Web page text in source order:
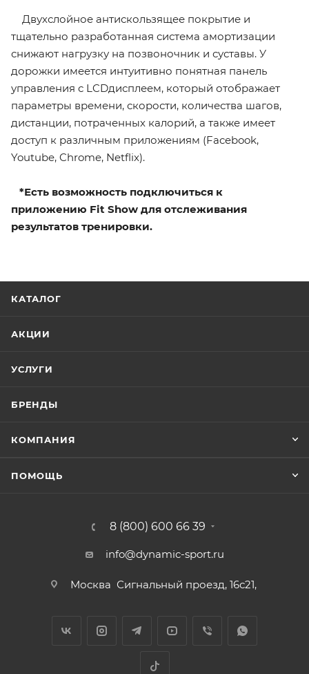
Двухслойное антискользящее покрытие и
тщательно разработанная система амортизации
снижают нагрузку на позвоночник и суставы. У
дорожки имеется интуитивно понятная панель
управления с LCDдисплеем, который отображает
параметры времени, скорости, количества шагов,
дистанции, потраченных калорий, а также имеет
доступ к различным приложениям (Facebook,
Youtube, Chrome, Netflix).
*Есть возможность подключиться к
приложению Fit Show для отслеживания
результатов тренировки.
КАТАЛОГ
АКЦИИ
УСЛУГИ
БРЕНДЫ
КОМПАНИЯ
ПОМОЩЬ
8 (800) 600 66 39
info@dynamic-sport.ru
Москва Сигнальный проезд, 16с21,